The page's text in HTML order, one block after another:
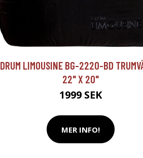
DRUM LIMOUSINE BG-2220-BD
22" X 20"
1999 SEK
MER INFO!